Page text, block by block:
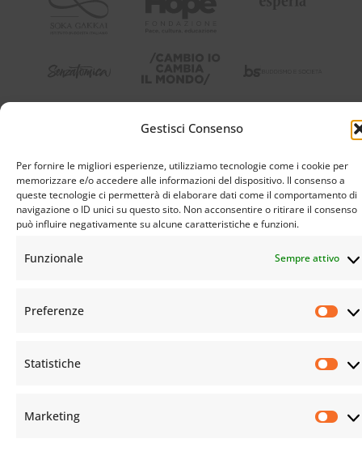
Gestisci Consenso
Per fornire le migliori esperienze, utilizziamo tecnologie come i cookie per
memorizzare e/o accedere alle informazioni del dispositivo. Il consenso a
queste tecnologie ci permetterà di elaborare dati come il comportamento di
navigazione o ID unici su questo sito. Non acconsentire o ritirare il consenso
può influire negativamente su alcune caratteristiche e funzioni.
Funzionale Sempre attivo
Preferenze
Statistiche
Marketing